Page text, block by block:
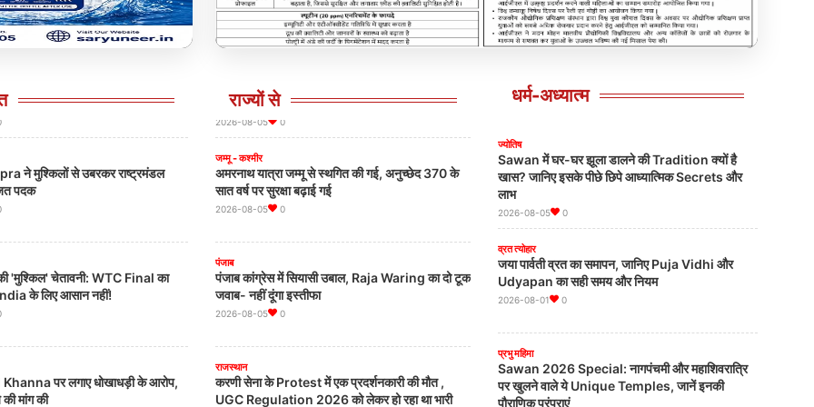
कंपनी
Click to view details
तय, VVS लक्ष्मण बन सकते हैं नए चीफ
ने मुश्किलों से उबरकर राष्ट्रमंडल
पदक
'मुश्किल' चेतावनी: WTC Final का
के लिए आसान नहीं!
पर लगाए धोखाधड़ी के आरोप,
मांग की
राज्यों से
Ramsar Site का दर्जा, CMPema Khandu ने दी
जानकारी
2026-08-05 0
जम्मू - कश्मीर
अमरनाथ यात्रा जम्मू से स्थगित की गई, अनुच्छेद 370 के
सात वर्ष पर सुरक्षा बढ़ाई गई
2026-08-05 0
पंजाब
पंजाब कांग्रेस में सियासी उबाल, Raja Waring का दो टूक
जवाब- नहीं दूंगा इस्तीफा
2026-08-05 0
राजस्थान
करणी सेना के Protest में एक प्रदर्शनकारी की मौत ,
UGC Regulation 2026 को लेकर हो रहा था भारी
धर्म-अध्यात्म
ज्योतिष
Sawan में घर-घर झूला डालने की Tradition क्यों है
खास? जानिए इसके पीछे छिपे आध्यात्मिक Secrets और
लाभ
2026-08-05 0
व्रत त्योहार
जया पार्वती व्रत का समापन, जानिए Puja Vidhi और
Udyapan का सही समय और नियम
2026-08-01 0
प्रभु महिमा
Sawan 2026 Special: नागपंचमी और महाशिवरात्रि
पर खुलने वाले ये Unique Temples, जानें इनकी
पौराणिक परंपराएं